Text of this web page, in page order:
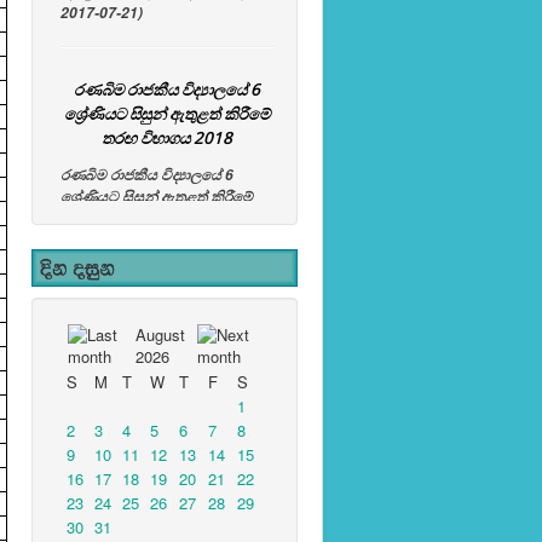
ශ්‍රේණියට සිසුන් ඇතුළත් කිරීමේ
තරඟ විභාගය 2018
ශ්‍රේණියට සිසුන් ඇතුළත් කිරීමේ
තරඟ විභාගය 2018
(අයදුම්පත් කැඳවීමේ අවසාන දිනය
2017-07-21)
රණබිම රාජකීය විද්‍යාලයේ 6
තරඟ විභාගය 2018
රණබිම රාජකීය විද්‍යාලයේ 6
ශ්‍රේණියට සිසුන් ඇතුළත් කිරීමේ
තරඟ විභාගය 2018
(අයදුම්පත් කැඳවීමේ අවසාන දිනය
August
2026
S
M T W T F
S
1
2
3 4 5 6 7
8
9
10 11 12 13 14
15
16 17 18 19 20 21
22
23 24 25 26 27 28 29
30 31